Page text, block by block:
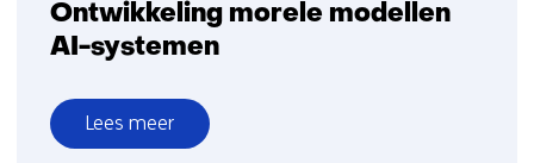
Ontwikkeling morele modellen
AI-systemen
Lees meer
over